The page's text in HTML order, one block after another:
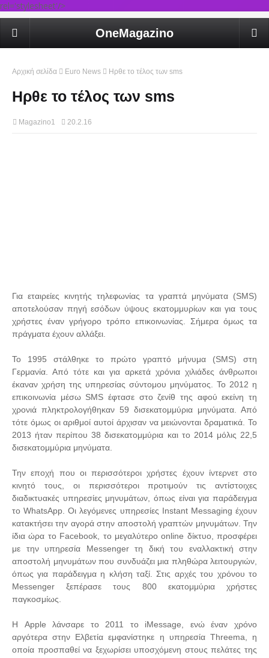
rel='stylesheet'/>
OneMagazino
Αρχική σελίδα Euro News Ηρθε το τέλος των sms
Ηρθε το τέλος των sms
Magazino1 20.2.16
Για εταιρείες κινητής τηλεφωνίας τα γραπτά μηνύματα (SMS)
αποτελούσαν πηγή εσόδων ύψους εκατομμυρίων και για τους
χρήστες έναν γρήγορο τρόπο επικοινωνίας. Σήμερα όμως τα
πράγματα έχουν αλλάξει.
Το 1995 στάλθηκε το πρώτο γραπτό μήνυμα (SMS) στη
Γερμανία. Από τότε και για αρκετά χρόνια χιλιάδες άνθρωποι
έκαναν χρήση της υπηρεσίας σύντομου μηνύματος. Το 2012 η
επικοινωνία μέσω SMS έφτασε στο ζενίθ της αφού εκείνη τη
χρονιά πληκτρολογήθηκαν 59 δισεκατομμύρια μηνύματα. Από
τότε όμως οι αριθμοί αυτοί άρχισαν να μειώνονται δραματικά. Το
2013 ήταν περίπου 38 δισεκατομμύρια και το 2014 μόλις 22,5
δισεκατομμύρια μηνύματα.
Την εποχή που οι περισσότεροι χρήστες έχουν ίντερνετ στο
κινητό τους, οι περισσότεροι προτιμούν τις αντίστοιχες
διαδικτυακές υπηρεσίες μηνυμάτων, όπως είναι για παράδειγμα
το WhatsApp. Οι λεγόμενες υπηρεσίες Instant Messaging έχουν
κατακτήσει την αγορά στην αποστολή γραπτών μηνυμάτων. Την
ίδια ώρα το Facebook, το μεγαλύτερο online δίκτυο, προσφέρει
με την υπηρεσία Messenger τη δική του εναλλακτική στην
αποστολή μηνυμάτων που συνδυάζει μια πληθώρα λειτουργιών,
όπως για παράδειγμα η κλήση ταξί. Στις αρχές του χρόνου το
Messenger ξεπέρασε τους 800 εκατομμύρια χρήστες
παγκοσμίως.
Η Apple λάνσαρε το 2011 το iMessage, ενώ έναν χρόνο
αργότερα στην Ελβετία εμφανίστηκε η υπηρεσία Threema, η
οποία προσπαθεί να ξεχωρίσει υποσχόμενη στους πελάτες της